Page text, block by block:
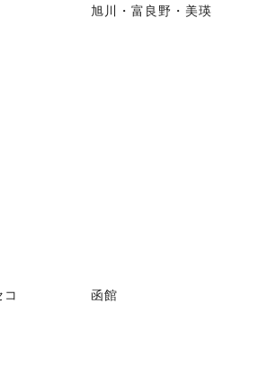
旭川・富良野・美瑛
函館